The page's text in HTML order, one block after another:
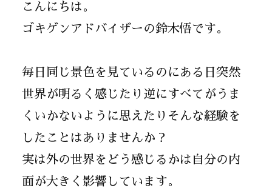
こんにちは。
ゴキゲンアドバイザーの鈴木悟です。
毎日同じ景色を見ているのにある日突然
世界が明るく感じたり逆にすべてがうま
くいかないように思えたりそんな経験を
したことはありませんか？
実は外の世界をどう感じるかは自分の内
面が大きく影響しています。